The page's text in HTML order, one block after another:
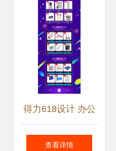
得力618设计 办公
与日用品的全能促
查看详情